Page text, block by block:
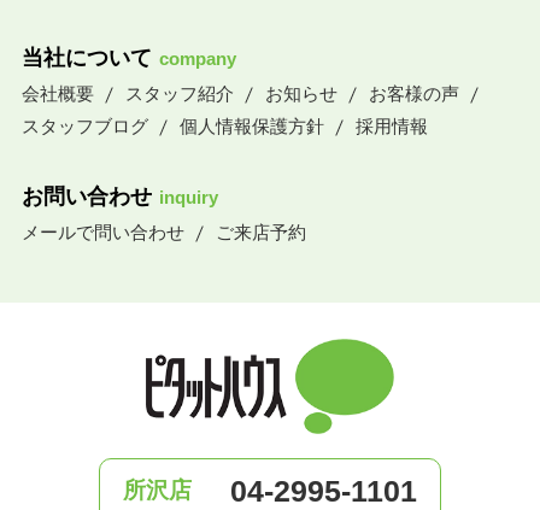
当社について company
会社概要
スタッフ紹介 お知らせ
お客様の声
スタッフブログ
個人情報保護方針 採用情報
お問い合わせ inquiry
メールで問い合わせ
ご来店予約
所沢店 04-2995-1101